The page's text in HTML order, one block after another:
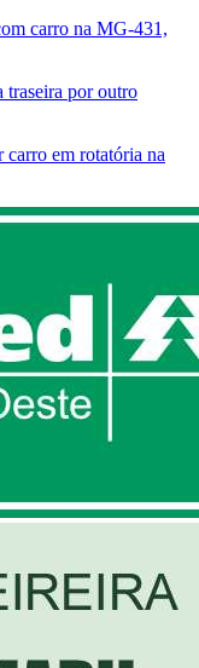
carro na MG-431,
traseira por outro
em rotatória na